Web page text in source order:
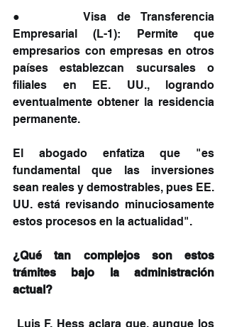
●     Visa de Transferencia
Empresarial (L-1): Permite que
empresarios con empresas en otros
países establezcan sucursales o
filiales en EE. UU., logrando
eventualmente obtener la residencia
permanente.
El abogado enfatiza que "es
fundamental que las inversiones
sean reales y demostrables, pues EE.
UU. está revisando minuciosamente
estos procesos en la actualidad".
¿Qué tan complejos son estos
trámites bajo la administración
actual?